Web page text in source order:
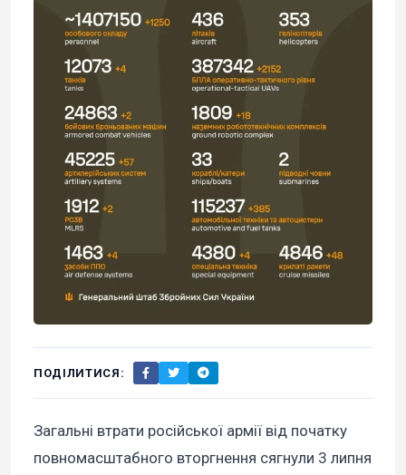
ПОДІЛИТИСЯ:
Загальні втрати російської армії від початку
повномасштабного вторгнення сягнули 3 липня